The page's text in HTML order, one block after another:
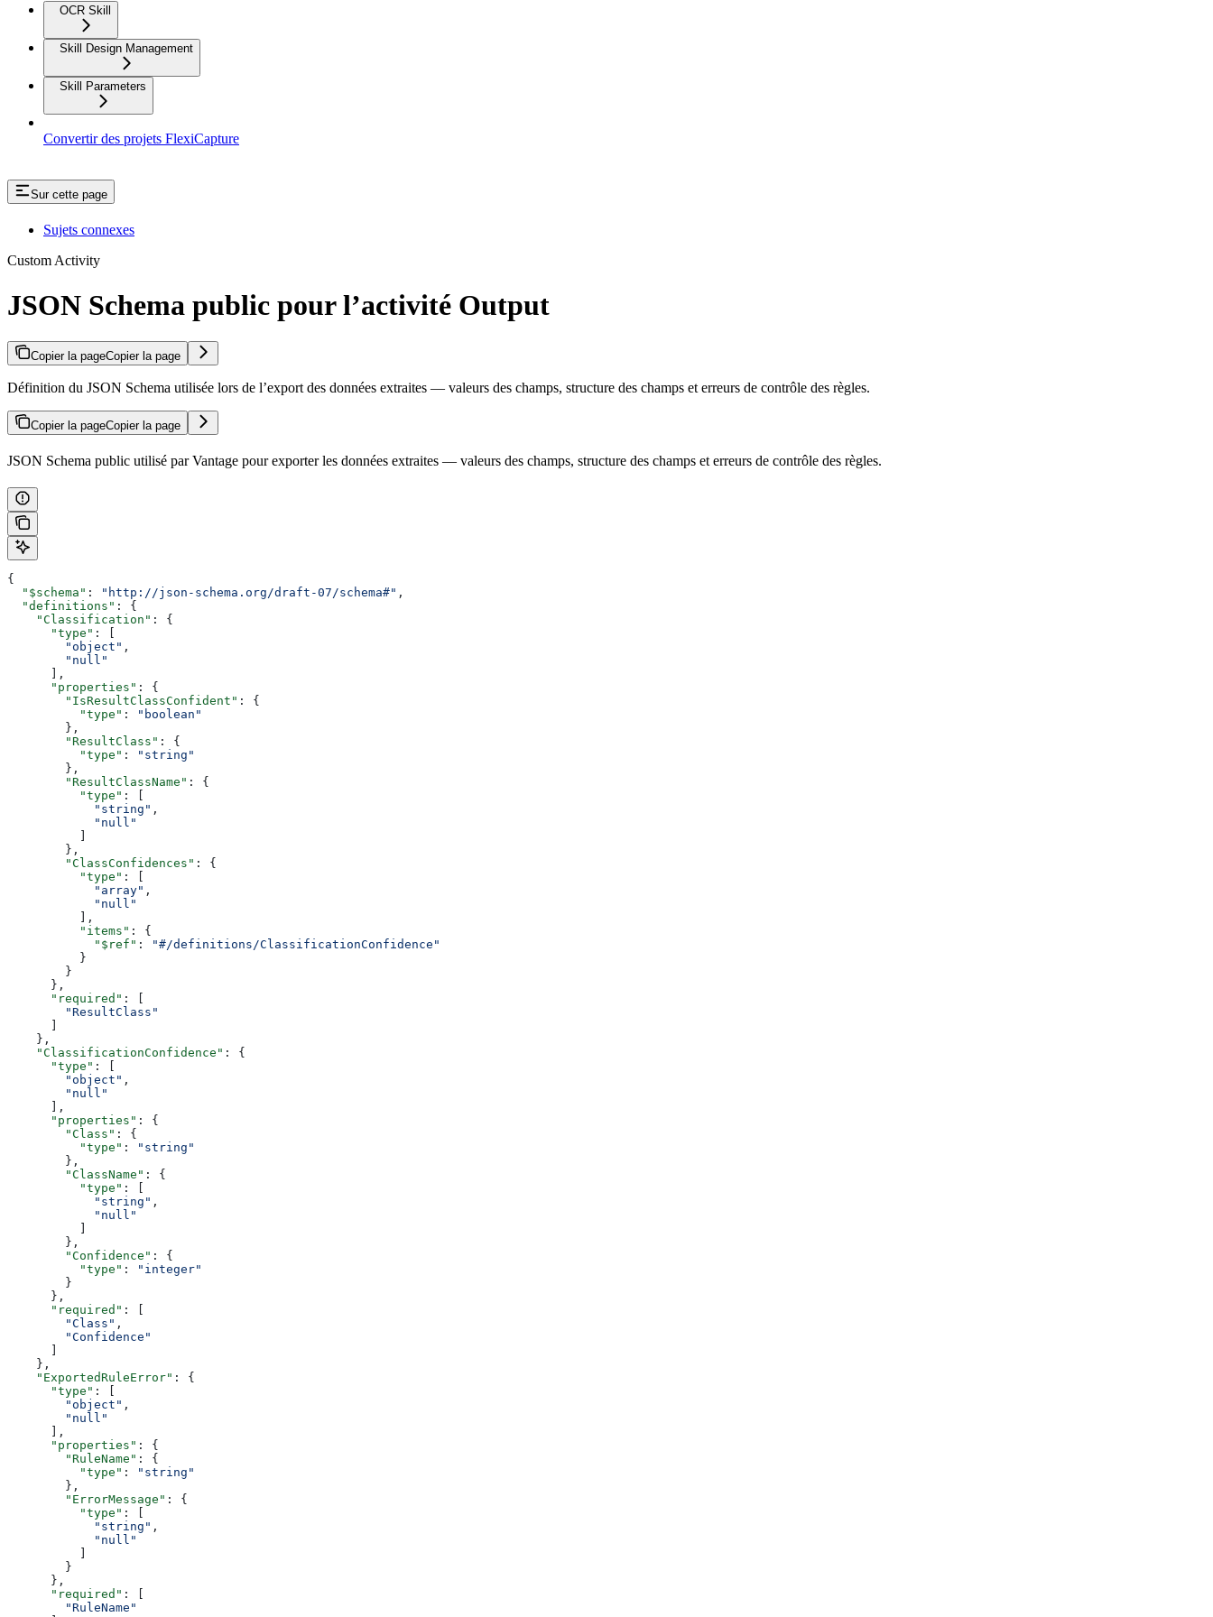
OCR Skill
Skill Design Management
Skill Parameters
Convertir des projets FlexiCapture
Sur cette page
Sujets connexes
Custom Activity
JSON Schema public pour l’activité Output
Copier la pageCopier la page
Définition du JSON Schema utilisée lors de l’export des données extraites — valeurs des champs, structure des champs et erreurs de contrôle des règles.
Copier la pageCopier la page
JSON Schema public utilisé par Vantage pour exporter les données extraites — valeurs des champs, structure des champs et erreurs de contrôle des règles.
{
  "$schema"
: "http://json-schema.org/draft-07/schema#" ,
  "definitions"
: {
    "Classification"
: {
      "type"
: [
        "object"
,
        "null"
      ],
      "properties"
: {
        "IsResultClassConfident"
: {
          "type"
:
"boolean"
        },
        "ResultClass"
: {
          "type"
:
"string"
        },
        "ResultClassName"
: {
          "type"
: [
            "string"
,
            "null"
        },
        "ClassConfidences"
: {
          "type"
: [
            "array"
,
            "null"
          ],
          "items"
: {
            "$ref"
:
"#/definitions/ClassificationConfidence"
          }
        }
      },
      "required"
: [
        "ResultClass"
    },
    "ClassificationConfidence"
: {
      "type"
: [
        "object"
,
        "null"
      ],
      "properties"
: {
        "Class"
: {
          "type"
:
"string"
        },
        "ClassName"
: {
          "type"
: [
            "string"
,
            "null"
        },
        "Confidence"
: {
          "type"
:
"integer"
        }
      },
      "required"
: [
        "Class"
,
        "Confidence"
    },
    "ExportedRuleError"
: {
      "type"
: [
        "object"
,
        "null"
      ],
      "properties"
: {
        "RuleName"
: {
          "type"
:
"string"
        },
        "ErrorMessage"
: {
          "type"
: [
            "string"
,
            "null"
        }
      },
      "required"
: [
        "RuleName"